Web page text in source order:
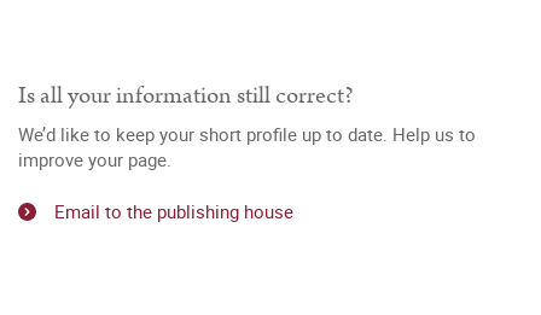
Is all your information still correct?
We’d like to keep your short profile up to date. Help us to
improve your page.
Email to the publishing house